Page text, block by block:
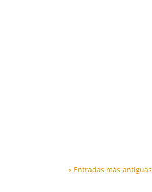
« Entradas más antiguas